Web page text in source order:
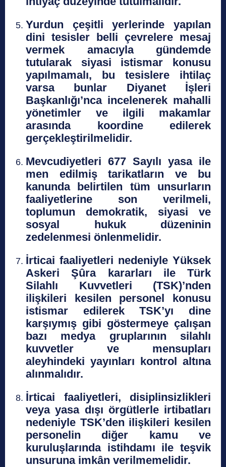
Yurdun çeşitli yerlerinde yapılan
dini tesisler belli çevrelere mesaj
vermek amacıyla gündemde
tutularak siyasi istismar konusu
yapılmamalı, bu tesislere ihtilaç
varsa bunlar Diyanet İşleri
Başkanlığı’nca incelenerek mahalli
yönetimler ve ilgili makamlar
arasında koordine edilerek
gerçekleştirilmelidir.
Mevcudiyetleri 677 Sayılı yasa ile
men edilmiş tarikatların ve bu
kanunda belirtilen tüm unsurların
faaliyetlerine son verilmeli,
toplumun demokratik, siyasi ve
sosyal hukuk düzeninin
zedelenmesi önlenmelidir.
İrticai faaliyetleri nedeniyle Yüksek
Askeri Şûra kararları ile Türk
Silahlı Kuvvetleri (TSK)’nden
ilişkileri kesilen personel konusu
istismar edilerek TSK’yı dine
karşıymış gibi göstermeye çalışan
bazı medya gruplarının silahlı
kuvvetler ve mensupları
aleyhindeki yayınları kontrol altına
alınmalıdır.
İrticai faaliyetleri, disiplinsizlikleri
veya yasa dışı örgütlerle irtibatları
nedeniyle TSK’den ilişkileri kesilen
personelin diğer kamu ve
kuruluşlarında istihdamı ile teşvik
unsuruna imkân verilmemelidir.